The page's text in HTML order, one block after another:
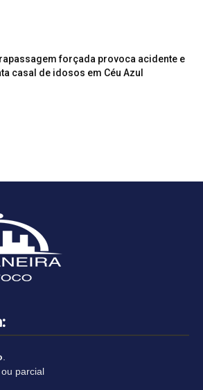
forçada provoca acidente e
casal de idosos em Céu Azul
parcial